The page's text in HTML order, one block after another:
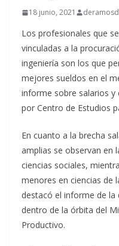
18 junio, 2021
Los profesionales que
vinculadas a la
ingeniería son los que
mejores sueldos en el
informe sobre salarios y
por Centro de Estudios
En cuanto a la brecha
amplias se observan en
ciencias sociales,
menores en ciencias de
destacó el informe de la
dentro de la órbita del
Productivo.